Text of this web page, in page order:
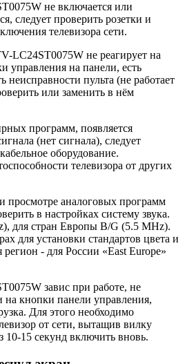
не включается или
следует проверить розетки и
телевизора сети.
LC24ST0075W не реагирует на
управления на панели, есть
неисправности пульта (не работает
или заменить в нём
программ, появляется
(нет сигнала), следует
оборудование.
телевизора от других
просмотре аналоговых программ
в настройках систему звука.
для стран Европы B/G (5.5 MHz).
для установки стандартов цвета и
- для России «East Europe»
завис при работе, не
на кнопки панели управления,
Для этого необходимо
от сети, вытащив вилку
10-15 секунд включить вновь.